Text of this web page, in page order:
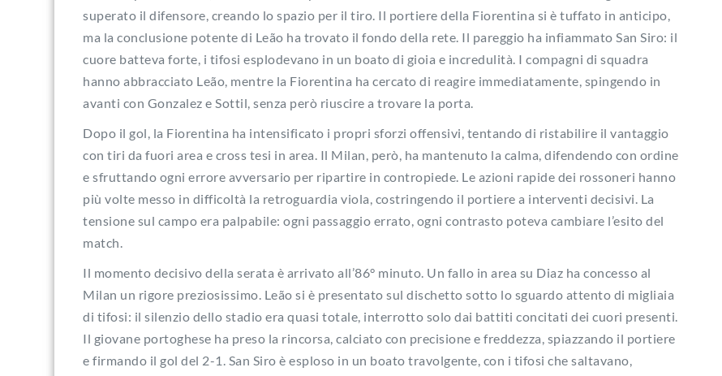
superato il difensore, creando lo spazio per il tiro. Il portiere della Fiorentina si è tuffato in anticipo,
ma la conclusione potente di Leão ha trovato il fondo della rete. Il pareggio ha infiammato San Siro: il
cuore batteva forte, i tifosi esplodevano in un boato di gioia e incredulità. I compagni di squadra
hanno abbracciato Leão, mentre la Fiorentina ha cercato di reagire immediatamente, spingendo in
avanti con Gonzalez e Sottil, senza però riuscire a trovare la porta.
Dopo il gol, la Fiorentina ha intensificato i propri sforzi offensivi, tentando di ristabilire il vantaggio
con tiri da fuori area e cross tesi in area. Il Milan, però, ha mantenuto la calma, difendendo con ordine
e sfruttando ogni errore avversario per ripartire in contropiede. Le azioni rapide dei rossoneri hanno
più volte messo in difficoltà la retroguardia viola, costringendo il portiere a interventi decisivi. La
tensione sul campo era palpabile: ogni passaggio errato, ogni contrasto poteva cambiare l’esito del
match.
Il momento decisivo della serata è arrivato all’86° minuto. Un fallo in area su Diaz ha concesso al
Milan un rigore preziosissimo. Leão si è presentato sul dischetto sotto lo sguardo attento di migliaia
di tifosi: il silenzio dello stadio era quasi totale, interrotto solo dai battiti concitati dei cuori presenti.
Il giovane portoghese ha preso la rincorsa, calciato con precisione e freddezza, spiazzando il portiere
e firmando il gol del 2-1. San Siro è esploso in un boato travolgente, con i tifosi che saltavano,